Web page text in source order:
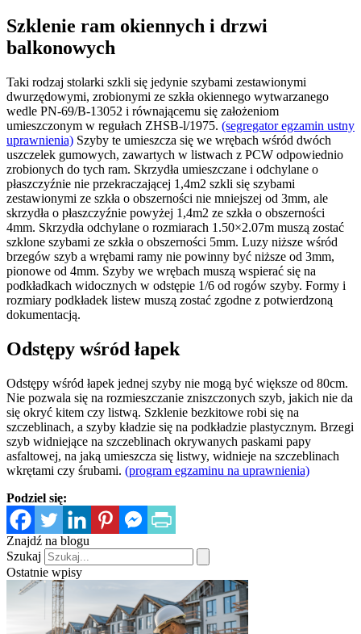
Szklenie ram okiennych i drzwi
balkonowych
Taki rodzaj stolarki szkli się jedynie szybami zestawionymi
dwurzędowymi, zrobionymi ze szkła okiennego wytwarzanego
wedle PN-69/B-13052 i równającemu się założeniom
umieszczonym w regułach ZHSB-l/1975. (segregator egzamin ustny
uprawnienia) Szyby te umieszcza się we wrębach wśród dwóch
uszczelek gumowych, zawartych w listwach z PCW odpowiednio
zrobionych do tych ram. Skrzydła umieszczane i odchylane o
płaszczyźnie nie przekraczającej 1,4m2 szkli się szybami
zestawionymi ze szkła o obszerności nie mniejszej od 3mm, ale
skrzydła o płaszczyźnie powyżej 1,4m2 ze szkła o obszerności
4mm. Skrzydła odchylane o rozmiarach 1.50×2.07m muszą zostać
szklone szybami ze szkła o obszerności 5mm. Luzy niższe wśród
brzegów szyb a wrębami ramy nie powinny być niższe od 3mm,
pionowe od 4mm. Szyby we wrębach muszą wspierać się na
podkładkach widocznych w odstępie 1/6 od rogów szyby. Formy i
rozmiary podkładek listew muszą zostać zgodne z potwierdzoną
dokumentacją.
Odstępy wśród łapek
Odstępy wśród łapek jednej szyby nie mogą być większe od 80cm.
Nie pozwala się na rozmieszczanie zniszczonych szyb, jakich nie da
się okryć kitem czy listwą. Szklenie bezkitowe robi się na
szczeblinach, a szyby kładzie się na podkładzie plastycznym. Brzegi
szyb widniejące na szczeblinach okrywanych paskami papy
asfaltowej, na jaką umieszcza się listwy, widnieje na szczeblinach
wkrętami czy śrubami. (program egzaminu na uprawnienia)
Podziel się:
Znajdź na blogu
Szukaj
Ostatnie wpisy